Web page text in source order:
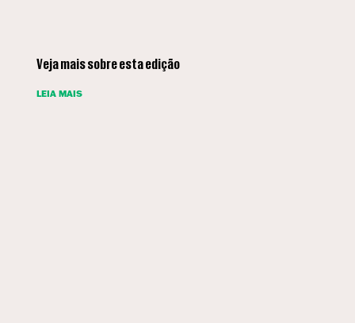
Veja mais sobre esta edição
LEIA MAIS